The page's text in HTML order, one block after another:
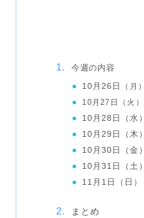
今週の内容
10月26日 （
10月27日（火
10月28日（水
10月29日（木
10月30日（金
10月31日（土
11月1日（日
まとめ